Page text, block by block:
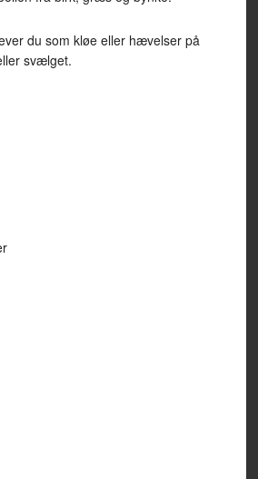
du som kløe eller hævelser på
svælget.